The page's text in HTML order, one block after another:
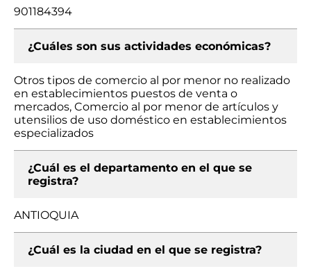
901184394
¿Cuáles son sus actividades económicas?
Otros tipos de comercio al por menor no realizado
en establecimientos puestos de venta o
mercados, Comercio al por menor de artículos y
utensilios de uso doméstico en establecimientos
especializados
¿Cuál es el departamento en el que se
registra?
ANTIOQUIA
¿Cuál es la ciudad en el que se registra?